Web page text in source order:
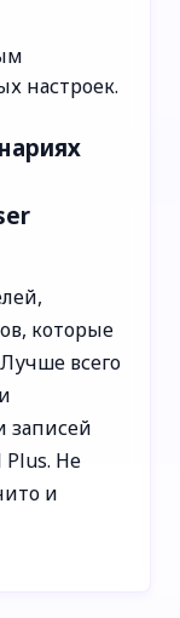
настроек.
которые
всего
записей
Plus. Не
и